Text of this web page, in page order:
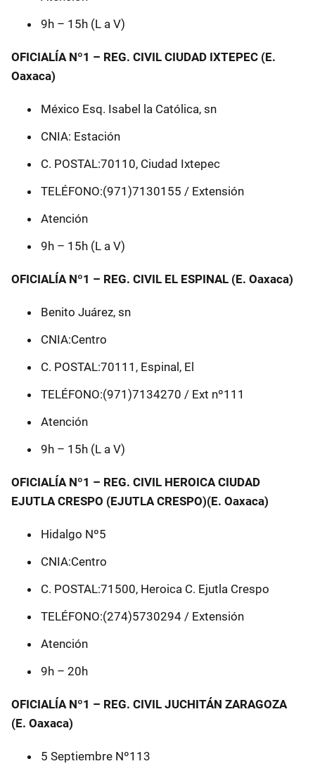
9h – 15h (L a V)
OFICIALÍA Nº1 – REG. CIVIL CIUDAD IXTEPEC (E.
Oaxaca)
México Esq. Isabel la Católica, sn
CNIA: Estación
C. POSTAL:70110, Ciudad Ixtepec
TELÉFONO:(971)7130155 / Extensión
Atención
9h – 15h (L a V)
OFICIALÍA Nº1 – REG. CIVIL EL ESPINAL (E. Oaxaca)
Benito Juárez, sn
CNIA:Centro
C. POSTAL:70111, Espinal, El
TELÉFONO:(971)7134270 / Ext nº111
Atención
9h – 15h (L a V)
OFICIALÍA Nº1 – REG. CIVIL HEROICA CIUDAD
EJUTLA CRESPO (EJUTLA CRESPO)(E. Oaxaca)
Hidalgo Nº5
CNIA:Centro
C. POSTAL:71500, Heroica C. Ejutla Crespo
TELÉFONO:(274)5730294 / Extensión
Atención
9h – 20h
OFICIALÍA Nº1 – REG. CIVIL JUCHITÁN ZARAGOZA
(E. Oaxaca)
5 Septiembre Nº113